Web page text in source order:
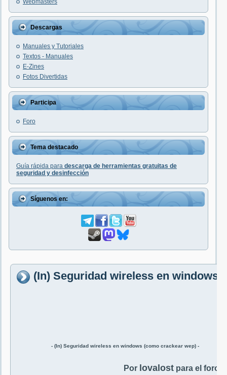
Webmasters
Descargas
Manuales y Tutoriales
Textos - Manuales
E-Zines
Fotos Divertidas
Participa
Foro
Tema destacado
Guía rápida para descarga de herramientas gratuitas de
seguridad y desinfección
Síguenos en:
(In) Seguridad wireless en windows
- (In) Seguridad wireless en windows (como crackear wep) -
Por lovalost para el foro